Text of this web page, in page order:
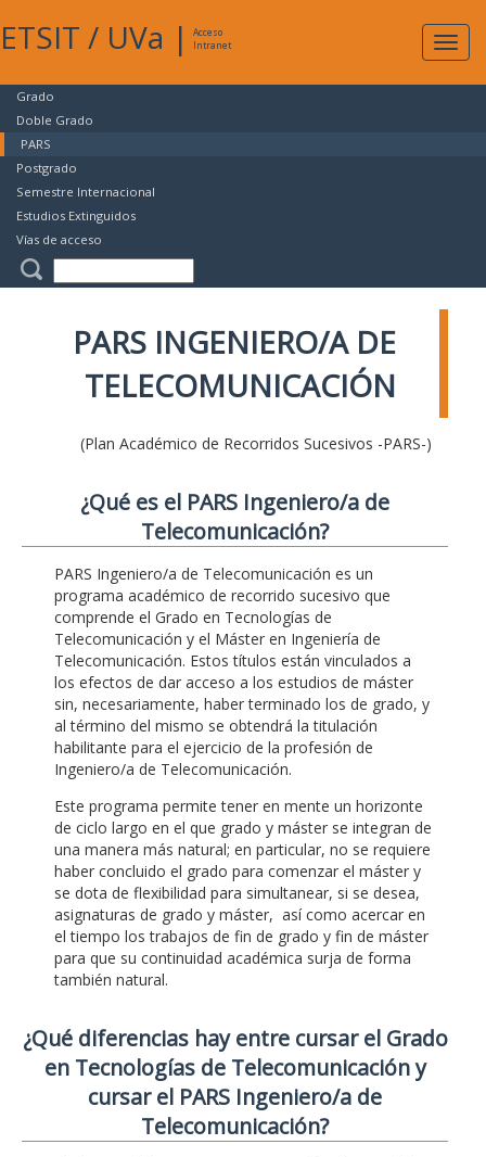
ETSIT / UVa |
Acceso
Intranet
Grado
Doble Grado
PARS
Postgrado
Semestre Internacional
Estudios Extinguidos
Vías de acceso
PARS INGENIERO/A DE
TELECOMUNICACIÓN
(Plan Académico de Recorridos Sucesivos -PARS-)
¿Qué es el PARS Ingeniero/a de
Telecomunicación?
PARS Ingeniero/a de Telecomunicación es un
programa académico de recorrido sucesivo que
comprende el Grado en Tecnologías de
Telecomunicación y el Máster en Ingeniería de
Telecomunicación. Estos títulos están vinculados a
los efectos de dar acceso a los estudios de máster
sin, necesariamente, haber terminado los de grado, y
al término del mismo se obtendrá la titulación
habilitante para el ejercicio de la profesión de
Ingeniero/a de Telecomunicación.
Este programa permite tener en mente un horizonte
de ciclo largo en el que grado y máster se integran de
una manera más natural; en particular, no se requiere
haber concluido el grado para comenzar el máster y
se dota de flexibilidad para simultanear, si se desea,
asignaturas de grado y máster, así como acercar en
el tiempo los trabajos de fin de grado y fin de máster
para que su continuidad académica surja de forma
también natural.
¿Qué diferencias hay entre cursar el Grado
en Tecnologías de Telecomunicación y
cursar el PARS Ingeniero/a de
Telecomunicación?